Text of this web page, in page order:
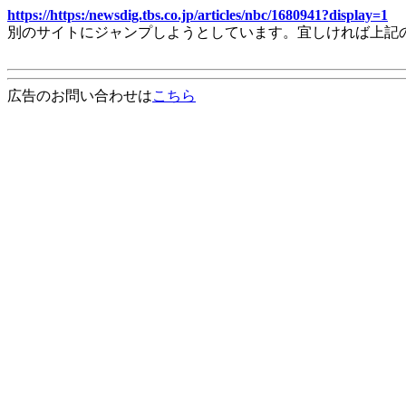
https://https:/newsdig.tbs.co.jp/articles/nbc/1680941?display=1
別のサイトにジャンプしようとしています。宜しければ上
広告のお問い合わせはこちら